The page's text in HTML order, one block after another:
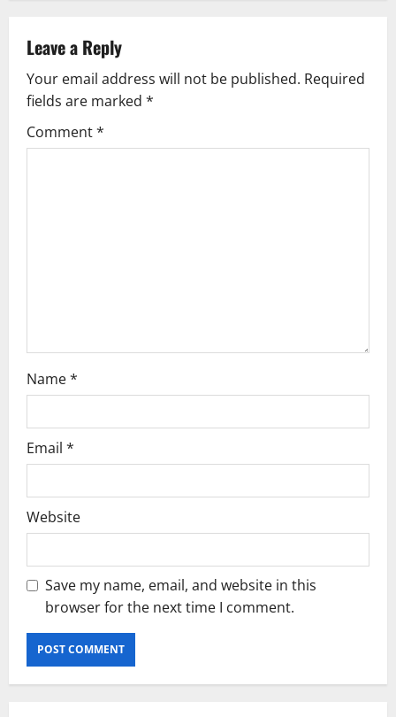
v
i
g
Leave a Reply
Your email address will not be published. Required
fields are marked *
Comment*
Name*
Email *
Website
Save my name, email, and website in this
browser for the next time I comment.